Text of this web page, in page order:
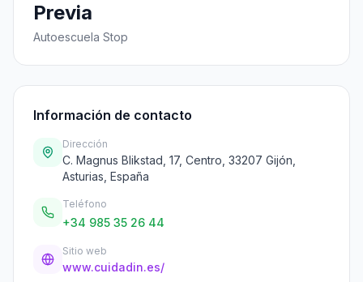
Previa
Autoescuela Stop
Información de contacto
Dirección
C. Magnus Blikstad, 17, Centro, 33207 Gijón,
Asturias, España
Teléfono
+34 985 35 26 44
Sitio web
www.cuidadin.es/